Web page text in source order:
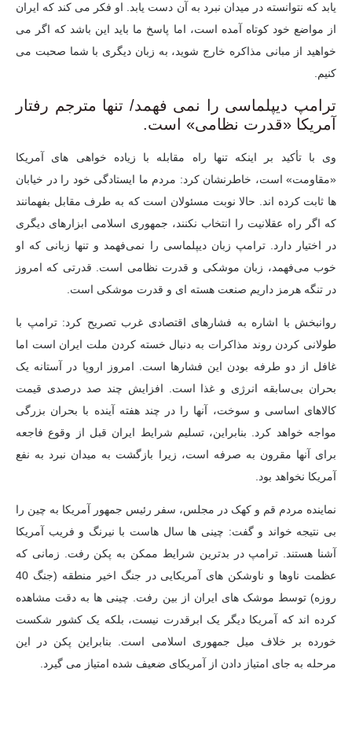
یابد که نتوانسته در میدان نبرد به آن دست یابد. او فکر می کند که ایران
از مواضع خود کوتاه آمده است، اما پاسخ ما باید این باشد که اگر می
خواهید از مبانی مذاکره خارج شوید، به زبان دیگری با شما صحبت می
کنیم.
ترامپ دیپلماسی را نمی فهمد/ تنها مترجم رفتار
آمریکا «قدرت نظامی» است.
وی با تأکید بر اینکه تنها راه مقابله با زیاده خواهی های آمریکا
«مقاومت» است، خاطرنشان کرد: مردم ما ایستادگی خود را در خیابان
ها ثابت کرده اند. حالا نوبت مسئولان است که به طرف مقابل بفهمانند
که اگر راه عقلانیت را انتخاب نکنند، جمهوری اسلامی ابزارهای دیگری
در اختیار دارد. ترامپ زبان دیپلماسی را نمی‌فهمد و تنها زبانی که او
خوب می‌فهمد، زبان موشکی و قدرت نظامی است. قدرتی که امروز
در تنگه هرمز داریم صنعت هسته ای و قدرت موشکی است.
روانبخش با اشاره به فشارهای اقتصادی غرب تصریح کرد: ترامپ با
طولانی کردن روند مذاکرات به دنبال خسته کردن ملت ایران است اما
غافل از دو طرفه بودن این فشارها است. امروز اروپا در آستانه یک
بحران بی‌سابقه انرژی و غذا است. افزایش چند صد درصدی قیمت
کالاهای اساسی و سوخت، آنها را در چند هفته آینده با بحران بزرگی
مواجه خواهد کرد. بنابراین، تسلیم شرایط ایران قبل از وقوع فاجعه
برای آنها مقرون به صرفه است، زیرا بازگشت به میدان نبرد به نفع
آمریکا نخواهد بود.
نماینده مردم قم و کهک در مجلس، سفر رئیس جمهور آمریکا به چین را
بی نتیجه خواند و گفت: چینی ها سال هاست با نیرنگ و فریب آمریکا
آشنا هستند. ترامپ در بدترین شرایط ممکن به پکن رفت. زمانی که
عظمت ناوها و ناوشکن های آمریکایی در جنگ اخیر منطقه (جنگ 40
روزه) توسط موشک های ایران از بین رفت. چینی ها به دقت مشاهده
کرده اند که آمریکا دیگر یک ابرقدرت نیست، بلکه یک کشور شکست
خورده بر خلاف میل جمهوری اسلامی است. بنابراین پکن در این
مرحله به جای امتیاز دادن از آمریکای ضعیف شده امتیاز می گیرد.